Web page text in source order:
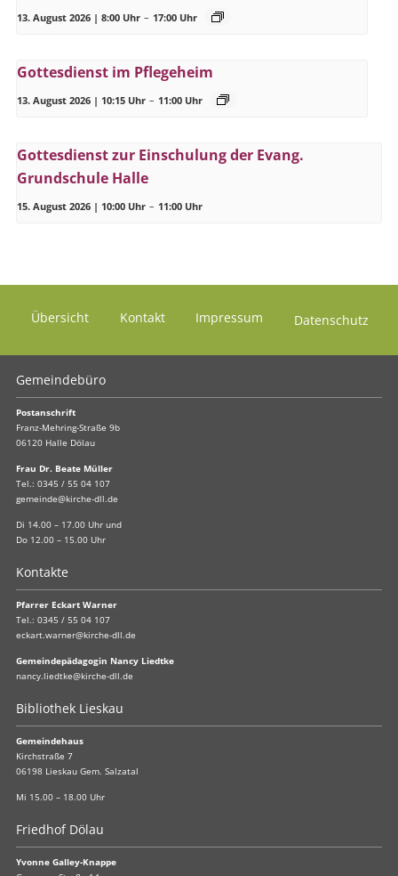
13. August 2026 | 8:00 Uhr – 17:00 Uhr
Gottesdienst im Pflegeheim
13. August 2026 | 10:15 Uhr – 11:00 Uhr
Gottesdienst zur Einschulung der Evang.
Grundschule Halle
15. August 2026 | 10:00 Uhr – 11:00 Uhr
Übersicht Kontakt Impressum Datenschutz
Gemeindebüro
Postanschrift
Franz-Mehring-Straße 9b
06120 Halle Dölau
Frau Dr. Beate Müller
Tel.: 0345 / 55 04 107
gemeinde@kirche-dll.de
Di 14.00 – 17.00 Uhr und
Do 12.00 – 15.00 Uhr
Kontakte
Pfarrer Eckart Warner
Tel.: 0345 / 55 04 107
eckart.warner@kirche-dll.de
Gemeindepädagogin Nancy Liedtke
nancy.liedtke@kirche-dll.de
Bibliothek Lieskau
Gemeindehaus
Kirchstraße 7
06198 Lieskau Gem. Salzatal
Mi 15.00 – 18.00 Uhr
Friedhof Dölau
Yvonne Galley-Knappe